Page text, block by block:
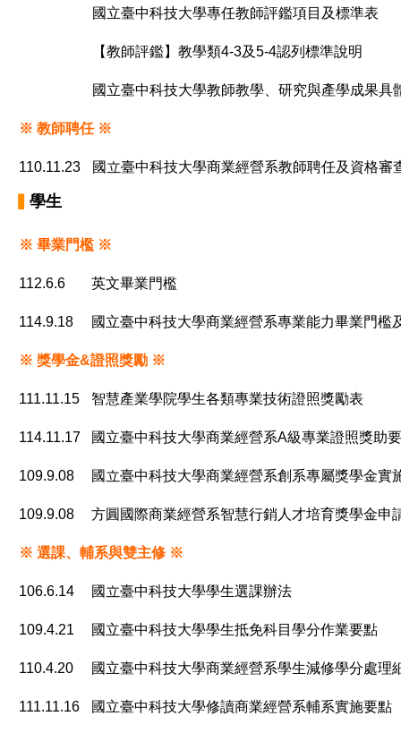
國立臺中科技大學專任教師評鑑項目及標準表
【教師評鑑】教學類4-3及5-4認列標準說明
國立臺中科技大學教師教學、研究與產學成果具
※ 教師聘任 ※
110.11.23 國立臺中科技大學商業經營系教師聘任及資格審
學生
※ 畢業門檻 ※
112.6.6 英文畢業門檻
114.9.18 國立臺中科技大學商業經營系專業能力畢業門檻
※ 獎學金&證照獎勵 ※
111.11.15 智慧產業學院學生各類專業技術證照獎勵表
114.11.17 國立臺中科技大學商業經營系A級專業證照獎助
109.9.08 國立臺中科技大學商業經營系創系專屬獎學金實
109.9.08 方圓國際商業經營系智慧行銷人才培育獎學金申
※ 選課、輔系與雙主修 ※
106.6.14 國立臺中科技大學學生選課辦法
109.4.21 國立臺中科技大學學生抵免科目學分作業要點
110.4.20 國立臺中科技大學商業經營系學生減修學分處理
111.11.16 國立臺中科技大學修讀商業經營系輔系實施要點